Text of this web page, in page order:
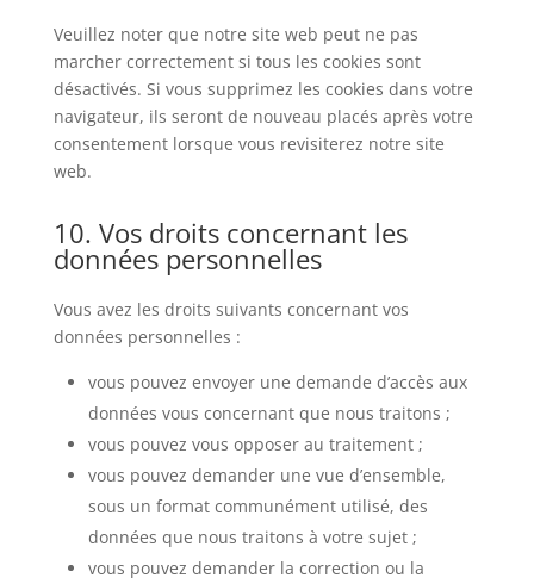
Veuillez noter que notre site web peut ne pas
marcher correctement si tous les cookies sont
désactivés. Si vous supprimez les cookies dans votre
navigateur, ils seront de nouveau placés après votre
consentement lorsque vous revisiterez notre site
web.
10. Vos droits concernant les
données personnelles
Vous avez les droits suivants concernant vos
données personnelles :
vous pouvez envoyer une demande d’accès aux
données vous concernant que nous traitons ;
vous pouvez vous opposer au traitement ;
vous pouvez demander une vue d’ensemble,
sous un format communément utilisé, des
données que nous traitons à votre sujet ;
vous pouvez demander la correction ou la